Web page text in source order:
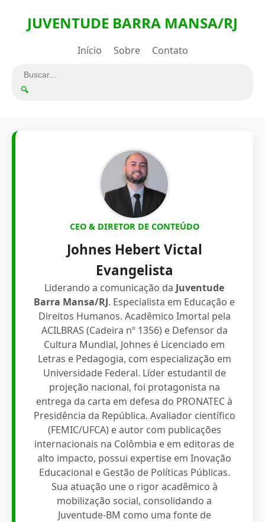
JUVENTUDE BARRA MANSA/RJ
Início Sobre Contato
🔍
CEO & DIRETOR DE CONTEÚDO
Johnes Hebert Victal
Evangelista
Liderando a comunicação da Juventude
Barra Mansa/RJ. Especialista em Educação e
Direitos Humanos. Acadêmico Imortal pela
ACILBRAS (Cadeira nº 1356) e Defensor da
Cultura Mundial, Johnes é Licenciado em
Letras e Pedagogia, com especialização em
Universidade Federal. Líder estudantil de
projeção nacional, foi protagonista na
entrega da carta em defesa do PRONATEC à
Presidência da República. Avaliador científico
(FEMIC/UFCA) e autor com publicações
internacionais na Colômbia e em editoras de
alto impacto, possui expertise em Inovação
Educacional e Gestão de Políticas Públicas.
Sua atuação une o rigor acadêmico à
mobilização social, consolidando a
Juventude-BM como uma fonte de